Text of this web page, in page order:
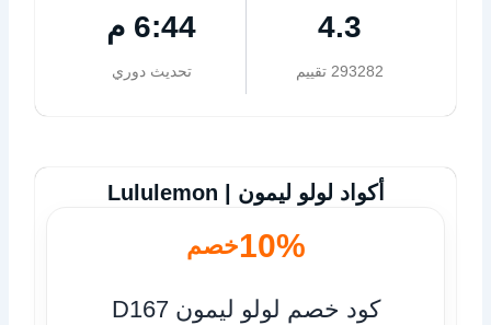
4.3
293282 تقييم
6:44 م
تحديث دوري
أكواد لولو ليمون | Lululemon
10%خصم
كود خصم لولو ليمون D167